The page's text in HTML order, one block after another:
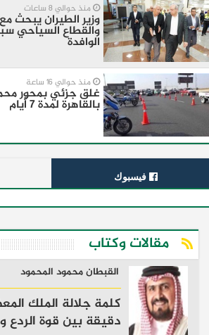
منذ حوالي 8 ساعات
وزير الطيران يبحث
والقطاع السياحي
الوافدة
منذ حوالي 16 ساعة
غلق جزئي بمحور
بالقاهرة لمدة 7 أيام
فيسبوك
مقالات وكتاب
القبطان محمود المحمود
كلمة جلالة الملك
دقيقة بين قوة الردع